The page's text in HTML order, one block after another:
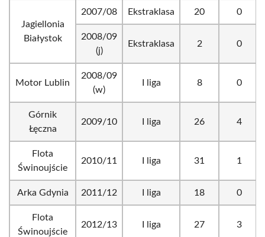
Jagiellonia
Białystok
2007/08 Ekstraklasa 20 0
2008/09
(j)
Ekstraklasa 2 0
Motor Lublin
2008/09
(w)
I liga 8 0
Górnik
Łęczna
2009/10 I liga 26 4
Flota
Świnoujście
2010/11 I liga 31 1
Arka Gdynia 2011/12 I liga 18 0
Flota
Świnoujście
2012/13 I liga 27 3